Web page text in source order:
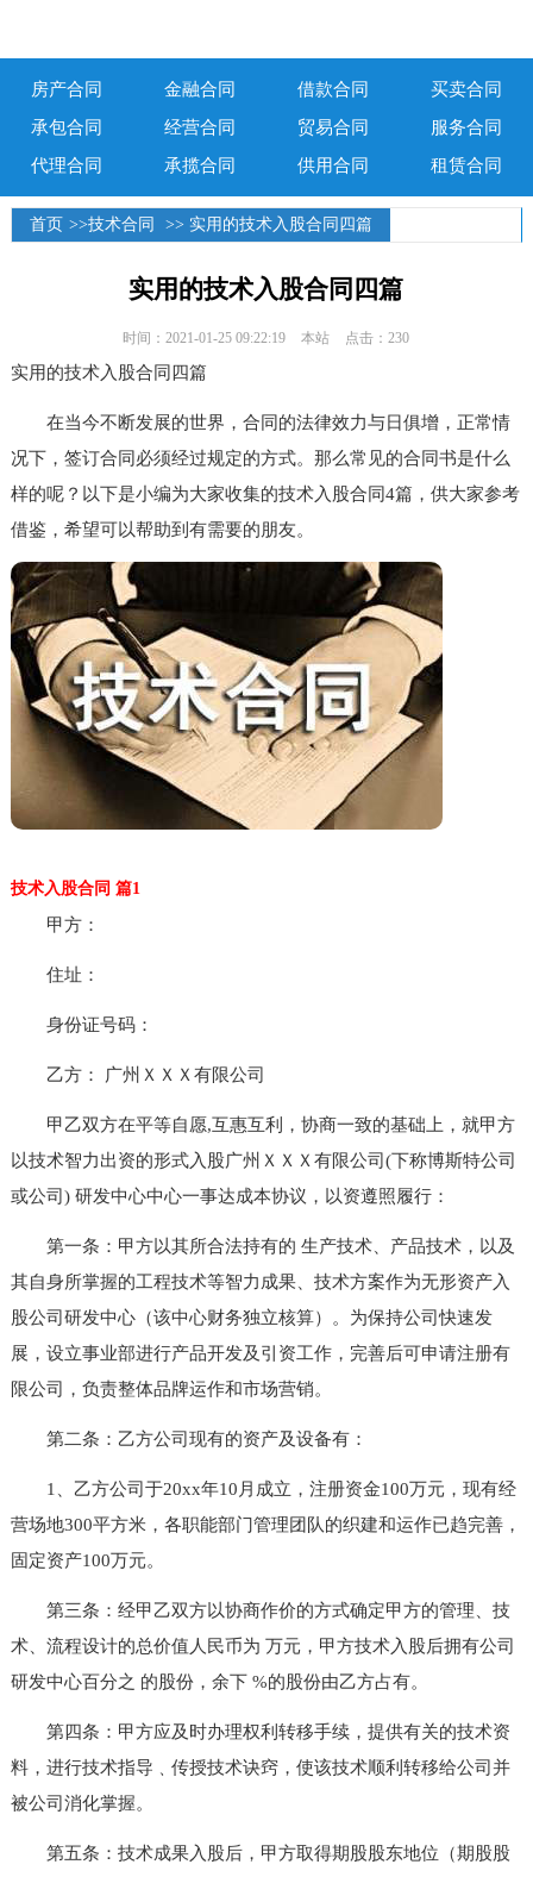
房产合同 金融合同 借款合同
买卖合同
承包合同
经营合同 贸易合同
服务合同
代理合同
承揽合同 供用合同 租赁合同
首页 >>技术合同 >> 实用的技术入股合同四篇
实用的技术入股合同四篇
时间：2021-01-25 09:22:19 本站 点击：230
实用的技术入股合同四篇
在当今不断发展的世界，合同的法律效力与日俱增，正常情
况下，签订合同必须经过规定的方式。那么常见的合同书是什么
样的呢？以下是小编为大家收集的技术入股合同4篇，供大家参考
借鉴，希望可以帮助到有需要的朋友。
技术入股合同 篇1
甲方：
住址：
身份证号码：
乙方： 广州ＸＸＸ有限公司
甲乙双方在平等自愿,互惠互利，协商一致的基础上，就甲方
以技术智力出资的形式入股广州ＸＸＸ有限公司(下称博斯特公司
或公司) 研发中心中心一事达成本协议，以资遵照履行：
第一条：甲方以其所合法持有的 生产技术、产品技术，以及
其自身所掌握的工程技术等智力成果、技术方案作为无形资产入
股公司研发中心（该中心财务独立核算）。为保持公司快速发
展，设立事业部进行产品开发及引资工作，完善后可申请注册有
限公司，负责整体品牌运作和市场营销。
第二条：乙方公司现有的资产及设备有：
1、乙方公司于20xx年10月成立，注册资金100万元，现有经
营场地300平方米，各职能部门管理团队的织建和运作已趋完善，
固定资产100万元。
第三条：经甲乙双方以协商作价的方式确定甲方的管理、技
术、流程设计的总价值人民币为 万元，甲方技术入股后拥有公司
研发中心百分之 的股份，余下 %的股份由乙方占有。
第四条：甲方应及时办理权利转移手续，提供有关的技术资
料，进行技术指导﹑传授技术诀窍，使该技术顺利转移给公司并
被公司消化掌握。
第五条：技术成果入股后，甲方取得期股股东地位（期股股